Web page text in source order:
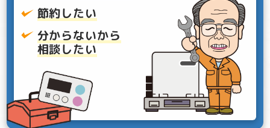
節約したい
分からないから
相談したい